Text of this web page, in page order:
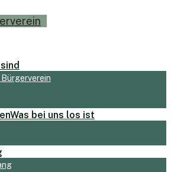
Was bei uns los ist